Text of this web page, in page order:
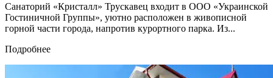
Санаторий «Кристалл» Трускавец входит в ООО «Украинской
Гостиничной Группы», уютно расположен в живописной
горной части города, напротив курортного парка. Из...
Подробнее